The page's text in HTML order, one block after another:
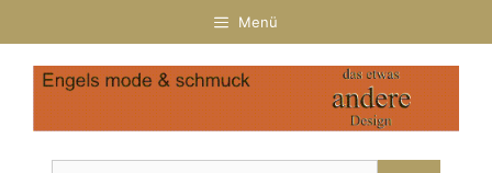
Inhalt
springen
Menü